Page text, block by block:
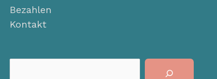
Bezahlen
Kontakt